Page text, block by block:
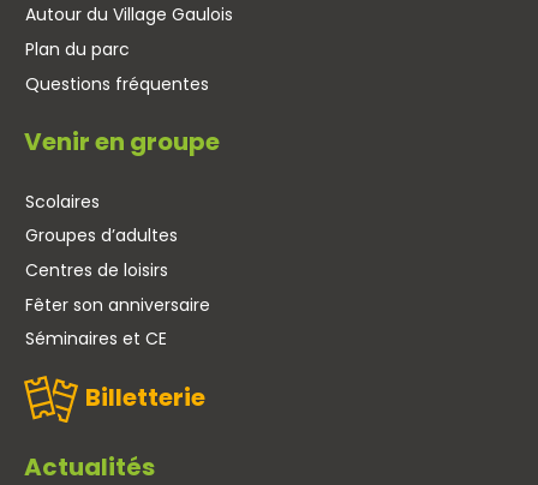
Autour du Village Gaulois
Plan du parc
Questions fréquentes
Venir en groupe
Scolaires
Groupes d’adultes
Centres de loisirs
Fêter son anniversaire
Séminaires et CE
Billetterie
Actualités